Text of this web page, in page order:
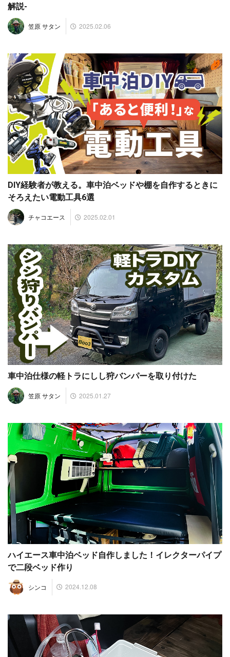
解説-
笠原 サタン 2025.02.06
DIY経験者が教える。車中泊ベッドや棚を自作するときに
そろえたい電動工具6選
チャコエース 2025.02.01
車中泊仕様の軽トラにしし狩バンパーを取り付けた
笠原 サタン 2025.01.27
ハイエース車中泊ベッド自作しました！イレクターパイプ
で二段ベッド作り
シンコ 2024.12.08